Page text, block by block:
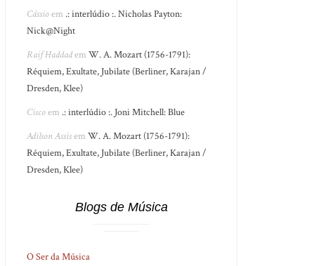
Cássioem .: interlúdio :. Nicholas Payton:
Nick@Night
Raif HaddademW. A. Mozart (1756-1791):
Réquiem, Exultate, Jubilate (Berliner, Karajan /
Dresden, Klee)
Ciscoem .: interlúdio :. Joni Mitchell: Blue
Adilson AssisemW. A. Mozart (1756-1791):
Réquiem, Exultate, Jubilate (Berliner, Karajan /
Dresden, Klee)
Blogs de Música
O Ser da Música